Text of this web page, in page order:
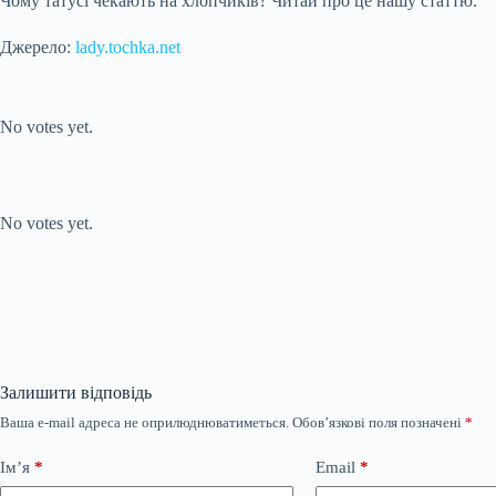
Джерело: lady.tochka.net
No votes yet.
No votes yet.
Залишити відповідь
Ваша e-mail адреса не оприлюднюватиметься. Обов’язкові поля позначені *
Ім’я * Email *